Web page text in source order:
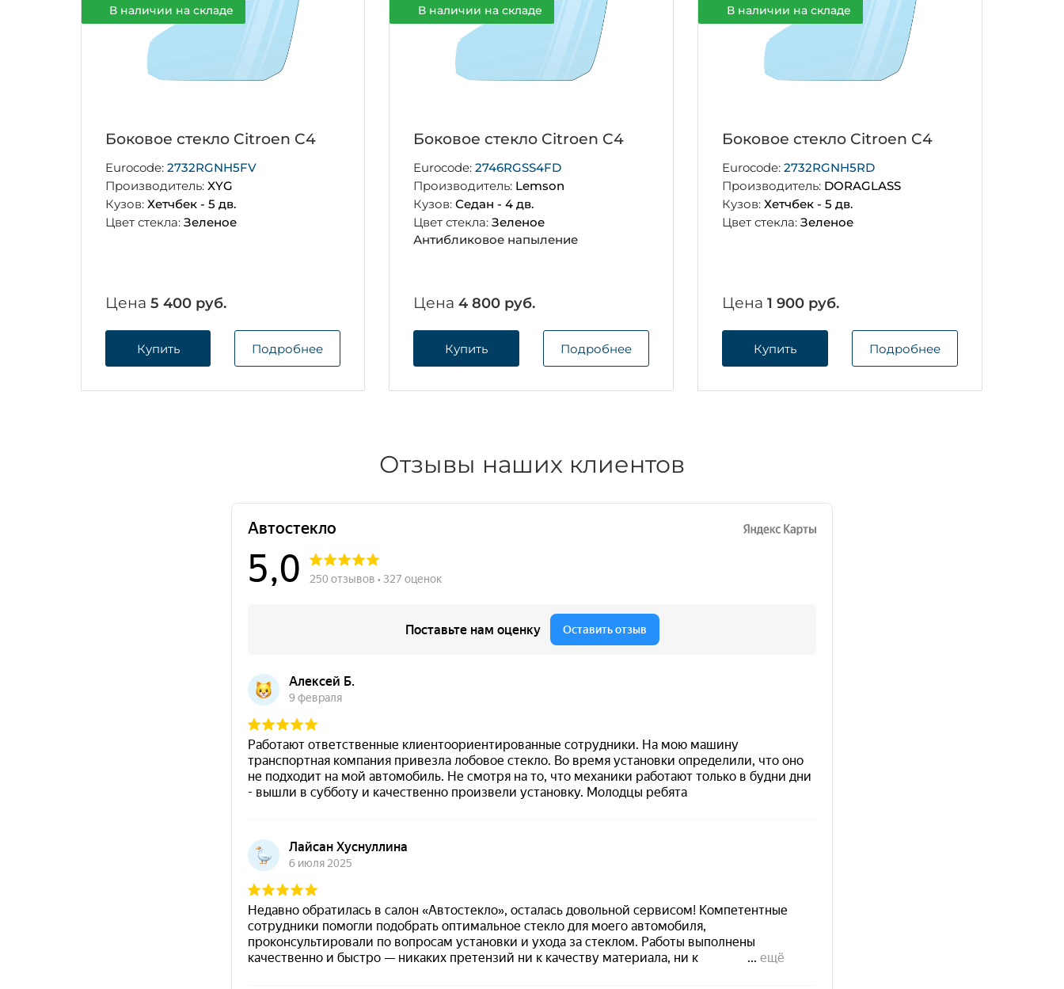
В наличии на складе
Боковое стекло Citroen C4
Eurocode: 2732RGNH5FV
Производитель: XYG
Кузов: Хетчбек - 5 дв.
Цвет стекла: Зеленое
Цена 5 400 руб.
Купить Подробнее
В наличии на складе
Боковое стекло Citroen C4
Eurocode:2746RGSS4FD
Производитель: Lemson
Кузов:Седан - 4 дв.
Цвет стекла:Зеленое
Антибликовое напыление
Цена4 800 руб.
Купить Подробнее
В наличии на складе
Боковое стекло Citroen C4
Eurocode: 2732RGNH5RD
Производитель: DORAGLASS
Кузов: Хетчбек - 5 дв.
Цвет стекла: Зеленое
Цена 1 900 руб.
Купить Подробнее
Отзывы наших клиентов